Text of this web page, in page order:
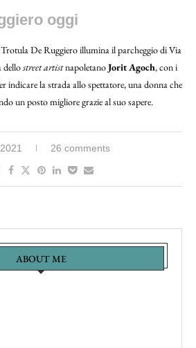
oggi
De Ruggiero illumina il parcheggio di Via
dellostreet artistnapoletanoJorit Agoch, con i
indicare la strada allo spettatore, una donna che
un posto migliore grazie al suo sapere.
26 comments
ABOUT ME